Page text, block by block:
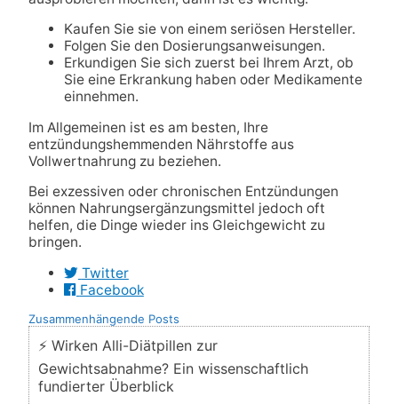
Kaufen Sie sie von einem seriösen Hersteller.
Folgen Sie den Dosierungsanweisungen.
Erkundigen Sie sich zuerst bei Ihrem Arzt, ob
Sie eine Erkrankung haben oder Medikamente
einnehmen.
Im Allgemeinen ist es am besten, Ihre
entzündungshemmenden Nährstoffe aus
Vollwertnahrung zu beziehen.
Bei exzessiven oder chronischen Entzündungen
können Nahrungsergänzungsmittel jedoch oft
helfen, die Dinge wieder ins Gleichgewicht zu
bringen.
Twitter
Facebook
Zusammenhängende Posts
⚡ Wirken Alli-Diätpillen zur
Gewichtsabnahme? Ein wissenschaftlich
fundierter Überblick